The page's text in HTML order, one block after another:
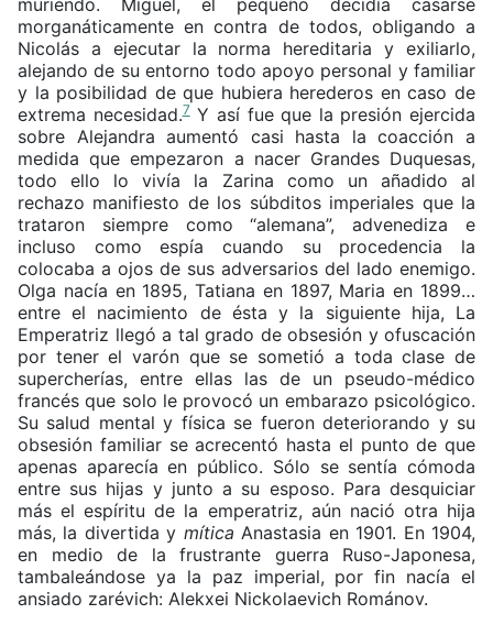
morganáticamente en contra de todos, obligando a
Nicolás a ejecutar la norma hereditaria y exiliarlo,
alejando de su entorno todo apoyo personal y familiar
y la posibilidad de que hubiera herederos en caso de
extrema necesidad.7Y así fue que la presión ejercida
sobre Alejandra aumentó casi hasta la coacción a
medida que empezaron a nacer Grandes Duquesas,
todo ello lo vivía la Zarina como un añadido al
rechazo manifiesto de los súbditos imperiales que la
trataron siempre como “alemana”, advenediza e
incluso como espía cuando su procedencia la
colocaba a ojos de sus adversarios del lado enemigo.
Olga nacía en 1895, Tatiana en 1897, Maria en 1899…
entre el nacimiento de ésta y la siguiente hija, La
Emperatriz llegó a tal grado de obsesión y ofuscación
por tener el varón que se sometió a toda clase de
supercherías, entre ellas las de un pseudo-médico
francés que solo le provocó un embarazo psicológico.
Su salud mental y física se fueron deteriorando y su
obsesión familiar se acrecentó hasta el punto de que
apenas aparecía en público. Sólo se sentía cómoda
entre sus hijas y junto a su esposo. Para desquiciar
más el espíritu de la emperatriz, aún nació otra hija
más, la divertida y mítica Anastasia en 1901. En 1904,
en medio de la frustrante guerra Ruso-Japonesa,
tambaleándose ya la paz imperial, por fin nacía el
ansiado zarévich: Alekxei Nickolaevich Románov.